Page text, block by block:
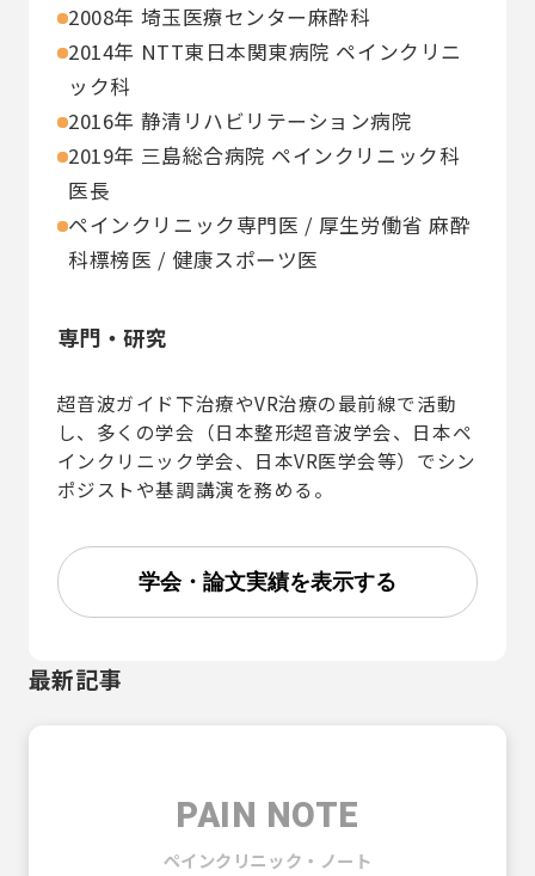
2008年 埼玉医療センター麻酔科
2014年 NTT東日本関東病院 ペインクリニ
ック科
2016年 静清リハビリテーション病院
2019年 三島総合病院 ペインクリニック科
医長
ペインクリニック専門医 / 厚生労働省 麻酔
科標榜医 / 健康スポーツ医
専門・研究
超音波ガイド下治療やVR治療の最前線で活動
し、多くの学会（日本整形超音波学会、日本ペ
インクリニック学会、日本VR医学会等）でシン
ポジストや基調講演を務める。
学会・論文実績を表示する
最新記事
PAIN NOTE
ペインクリニック・ノート